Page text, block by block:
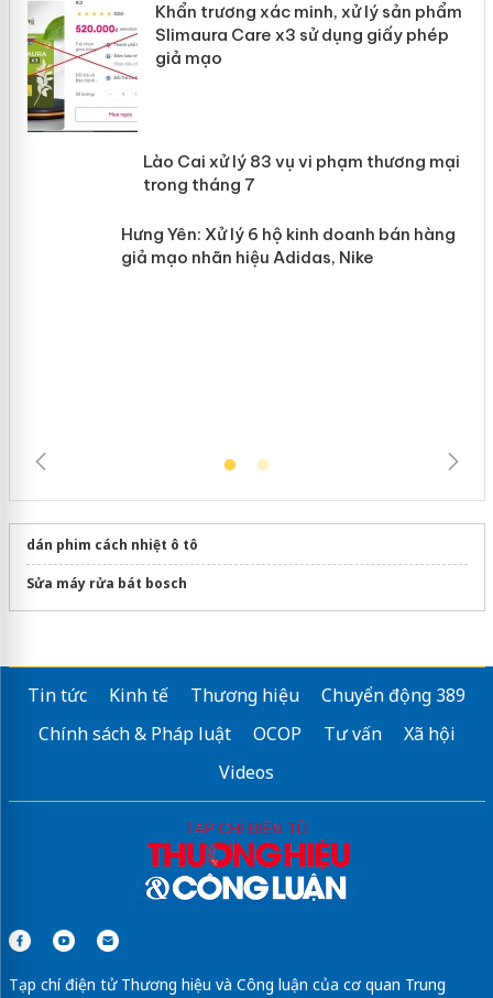
Khẩn trương xác minh, xử lý sản phẩm
Slimaura Care x3 sử dụng giấy phép
giả mạo
Lào Cai xử lý 83 vụ vi phạm thương
mại trong tháng 7
dán phim cách nhiệt ô tô
Sửa máy rửa bát bosch
Tin tức Kinh tế Thương hiệu
Chuyển động 389
Chính sách & Pháp luật
OCOP Tư vấn
Xã hội
Videos
Tạp chí điện tử Thương hiệu và Công luận của cơ quan Trung